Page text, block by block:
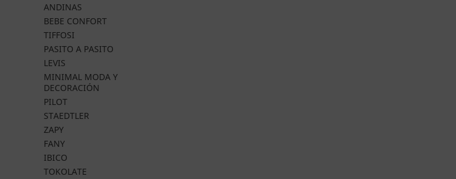
ANDINAS
BEBE CONFORT
TIFFOSI
PASITO A PASITO
LEVIS
MINIMAL MODA Y
DECORACIÓN
PILOT
STAEDTLER
ZAPY
FANY
IBICO
TOKOLATE